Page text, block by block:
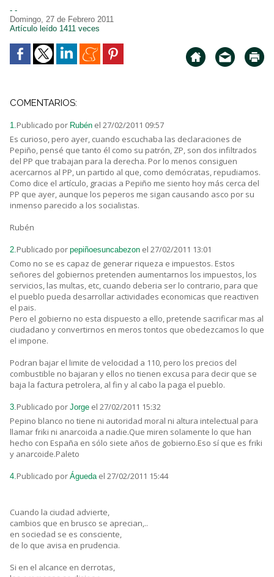
- -
Domingo, 27 de Febrero 2011
Artículo leído 1411 veces
COMENTARIOS:
1.Publicado por Rubén el 27/02/2011 09:57
Es curioso, pero ayer, cuando escuchaba las declaraciones de
Pepiño, pensé que tanto él como su patrón, ZP, son dos infiltrados
del PP que trabajan para la derecha. Por lo menos consiguen
acercarnos al PP, un partido al que, como demócratas, repudiamos.
Como dice el artículo, gracias a Pepiño me siento hoy más cerca del
PP que ayer, aunque los peperos me sigan causando asco por su
inmenso parecido a los socialistas.
Rubén
2.Publicado por pepiñoesuncabezon el 27/02/2011 13:01
Como no se es capaz de generar riqueza e impuestos. Estos
señores del gobiernos pretenden aumentarnos los impuestos, los
servicios, las multas, etc, cuando deberia ser lo contrario, para que
el pueblo pueda desarrollar actividades economicas que reactiven
el pais.
Pero el gobierno no esta dispuesto a ello, pretende sacrificar mas al
ciudadano y convertirnos en meros tontos que obedezcamos lo que
el impone.
Podran bajar el limite de velocidad a 110, pero los precios del
combustible no bajaran y ellos no tienen excusa para decir que se
baja la factura petrolera, al fin y al cabo la paga el pueblo.
3.Publicado por Jorge el 27/02/2011 15:32
Pepino blanco no tiene ni autoridad moral ni altura intelectual para
llamar friki ni anarcoida a nadie.Que miren solamente lo que han
hecho con España en sólo siete años de gobierno.Eso sí que es friki
y anarcoide.Paleto
4.Publicado por Águeda el 27/02/2011 15:44
Cuando la ciudad advierte,
cambios que en brusco se aprecian,..
en sociedad se es consciente,
de lo que avisa en prudencia.
Si en el alcance en derrotas,